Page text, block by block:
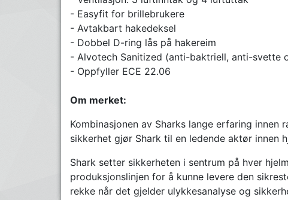
- Easyfit for brillebrukere
- Avtakbart hakedeksel
- Dobbel D-ring lås på hakereim
- Alvotech Sanitized (anti-baktriell, anti-svette
- Oppfyller ECE 22.06
Om merket:
Kombinasjonen av Sharks lange erfaring
sikkerhet gjør Shark til en ledende aktør innen
Shark setter sikkerheten i sentrum på hver
produksjonslinjen for å kunne levere den
rekke når det gjelder ulykkesanalyse og